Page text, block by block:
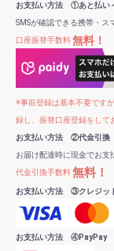
お支払い方法 ①あと払い
SMSが確認できる携帯・ス
口座振替手数料無料！
※事前登録は基本不要です
録し、振替口座登録をして
お支払い方法 ②代金引換
お届け配達時に現金でお支
代金引換手数料無料！
お支払い方法 ③クレジッ
お支払い方法 ④PayPay※